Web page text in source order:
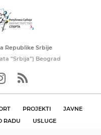
Republike Srbije
“Srbija”) Beograd
PROJEKTI
JAVNE
RADU USLUGE